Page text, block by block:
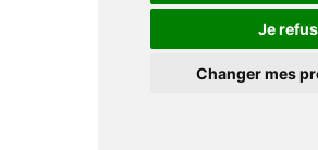
Je
Changer mes